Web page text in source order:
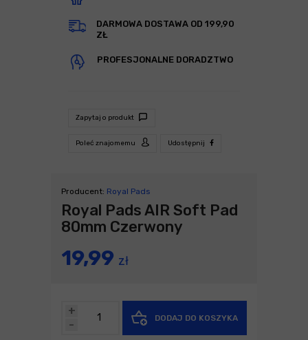
DARMOWA DOSTAWA OD 199,90
ZŁ
PROFESJONALNE DORADZTWO
Zapytaj o produkt
Poleć znajomemu Udostępnij
Producent: Royal Pads
Royal Pads AIR Soft Pad
80mm Czerwony
19,99 zł
-
+
DODAJ DO KOSZYKA